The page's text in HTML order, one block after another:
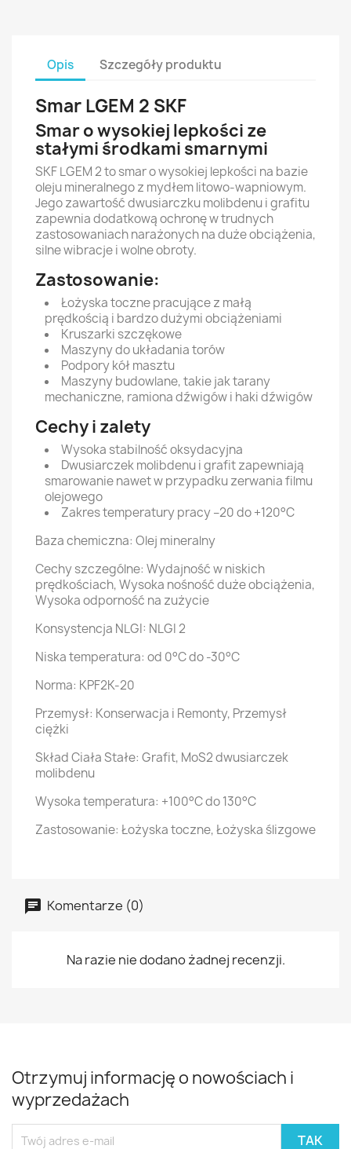
Opis Szczegóły produktu
Smar LGEM 2 SKF
Smar o wysokiej lepkości ze
stałymi środkami smarnymi
SKF LGEM 2 to smar o wysokiej lepkości na bazie
oleju mineralnego z mydłem litowo-wapniowym.
Jego zawartość dwusiarczku molibdenu i grafitu
zapewnia dodatkową ochronę w trudnych
zastosowaniach narażonych na duże obciążenia,
silne wibracje i wolne obroty.
Zastosowanie:
Łożyska toczne pracujące z małą
prędkością i bardzo dużymi obciążeniami
Kruszarki szczękowe
Maszyny do układania torów
Podpory kół masztu
Maszyny budowlane, takie jak tarany
mechaniczne, ramiona dźwigów i haki dźwigów
Cechy i zalety
Wysoka stabilność oksydacyjna
Dwusiarczek molibdenu i grafit zapewniają
smarowanie nawet w przypadku zerwania filmu
olejowego
Zakres temperatury pracy –20 do +120°C
Baza chemiczna: Olej mineralny
Cechy szczególne: Wydajność w niskich
prędkościach, Wysoka nośność duże obciążenia,
Wysoka odporność na zużycie
Konsystencja NLGI: NLGI 2
Niska temperatura: od 0°C do -30°C
Norma: KPF2K-20
Przemysł: Konserwacja i Remonty, Przemysł
ciężki
Skład Ciała Stałe: Grafit, MoS2 dwusiarczek
molibdenu
Wysoka temperatura: +100°C do 130°C
Zastosowanie: Łożyska toczne, Łożyska ślizgowe
Komentarze (0)
Na razie nie dodano żadnej recenzji.
Otrzymuj informację o nowościach i
wyprzedażach